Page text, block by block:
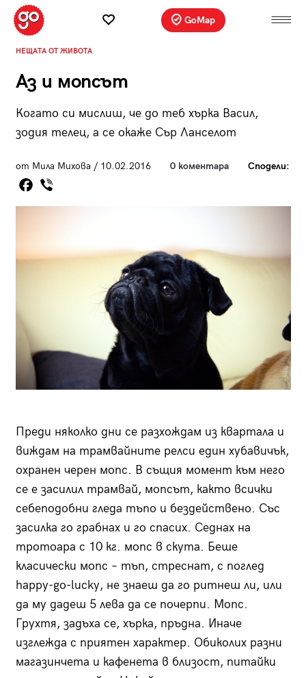
GoMap
НЕЩАТА ОТ ЖИВОТА
Аз и мопсът
Когато си мислиш, че до теб хърка Васил,
зодия телец, а се окаже Сър Ланселот
от Мила Михова / 10.02.2016 0 коментара Сподели:
Преди няколко дни се разхождам из квартала и
виждам на трамвайните релси един хубавичък,
охранен черен мопс. В същия момент към него
се е засилил трамвай, мопсът, както всички
себеподобни гледа тъпо и бездействено. Със
засилка го грабнах и го спасих. Седнах на
тротоара с 10 кг. мопс в скута. Беше
класически мопс – тъп, стреснат, с поглед
happy-go-lucky, не знаеш да го ритнеш ли, или
да му дадеш 5 лева да се почерпи. Мопс.
Грухтя, задъха се, хърка, пръдна. Иначе
изглежда с приятен характер. Обиколих разни
магазинчета и кафенета в близост, питайки